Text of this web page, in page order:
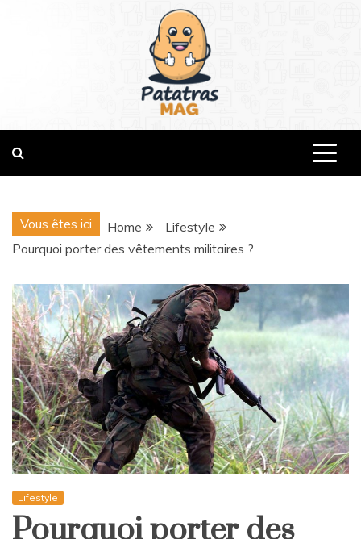
patatrasmag.com
Vous êtes ici Home
Lifestyle
Pourquoi porter des vêtements militaires ?
Lifestyle
Pourquoi porter des